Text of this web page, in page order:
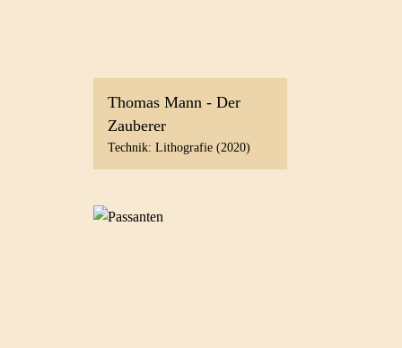
Thomas Mann - Der
Zauberer
Technik: Lithografie (2020)